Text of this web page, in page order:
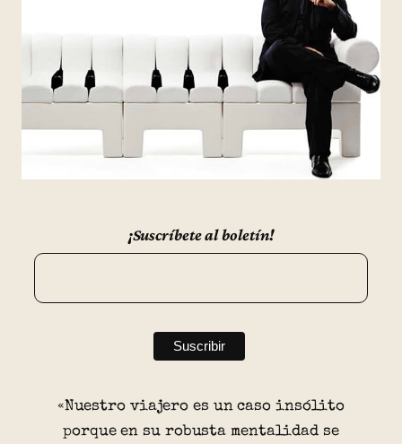
¡Suscríbete al boletín!
«Nuestro viajero es un caso insólito
porque en su robusta mentalidad se